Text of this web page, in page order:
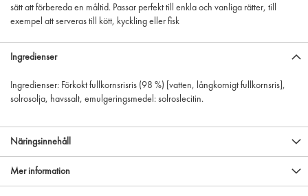
sätt att förbereda en måltid. Passar perfekt till enkla och vanliga rätter, till
exempel att serveras till kött, kyckling eller fisk
Ingredienser
Ingredienser: Förkokt fullkornsrisris (98 %) [vatten, långkornigt fullkornsris],
solrosolja, havssalt, emulgeringsmedel: solroslecitin.
Näringsinnehåll
Mer information